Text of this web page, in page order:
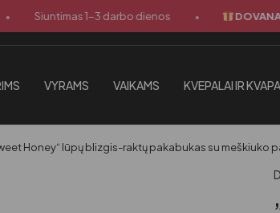
Siuntimas 1-3 darbo dienos DOVANA
VYRAMS VAIKAMS KVEPALAI IR
Honey“ lūpų blizgis-raktų pakabukas su meškiuko